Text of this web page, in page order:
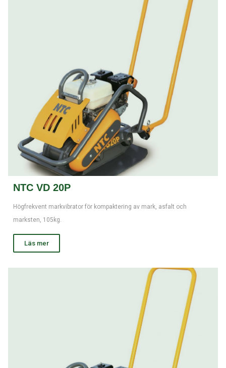
NTC VD 20P
Högfrekvent markvibrator för kompaktering av mark, asfalt och
marksten, 105kg.
Läs mer